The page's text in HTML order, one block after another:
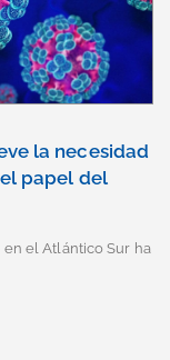
la necesidad
papel del
el Atlántico Sur ha